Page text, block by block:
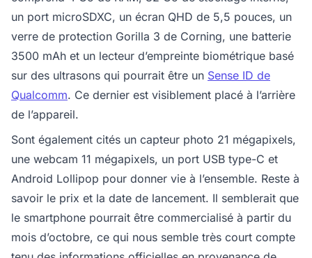
un port microSDXC, un écran QHD de 5,5 pouces, un
verre de protection Gorilla 3 de Corning, une batterie
3500 mAh et un lecteur d’empreinte biométrique basé
sur des ultrasons qui pourrait être un Sense ID de
Qualcomm. Ce dernier est visiblement placé à l’arrière
de l’appareil.
Sont également cités un capteur photo 21 mégapixels,
une webcam 11 mégapixels, un port USB type-C et
Android Lollipop pour donner vie à l’ensemble. Reste à
savoir le prix et la date de lancement. Il semblerait que
le smartphone pourrait être commercialisé à partir du
mois d’octobre, ce qui nous semble très court compte